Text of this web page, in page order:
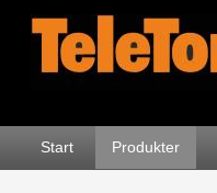
Start Produkter